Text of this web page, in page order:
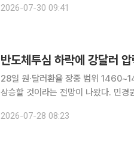
유실돼 개인키를 상실하는 경우 고객
2026-07-30 09:41
반도체투심 하락에 강달러
28일 원·달러환율 장중 범위 1460~1473원 전망 28일 원·달러환율이
상승할 것이라는 전망이 나왔다. 민경원 우리은행 선임연구원은 장중 환율에 대해 "기술주 하락에
2026-07-28 08:23